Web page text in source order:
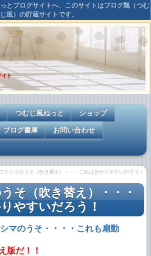
とブログサイトへ、このサイトはブログ飄（つむ
じ風）の貯蔵サイトです。
つむじ風ねっと ショップ
ブログ書庫 お問い合わせ
フクシマのうそ（吹き替え）・・・これは分かりやすいだろう！
そ（吹き替え）・・・
やすいだろう！
マのうそ・・・・これも扇動
版だ！！